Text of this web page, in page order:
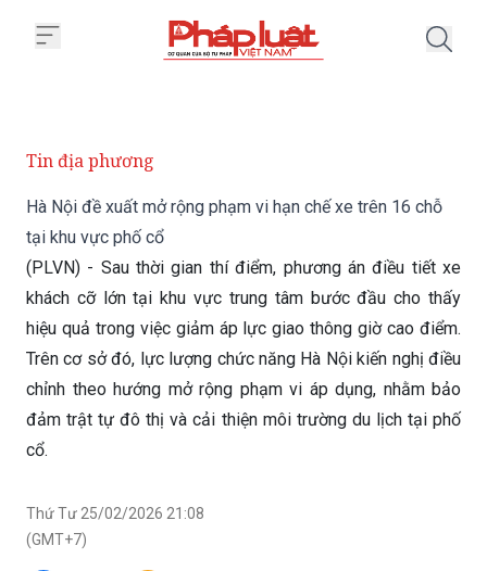
Tin địa phương
Hà Nội đề xuất mở rộng phạm vi hạn chế xe trên 16 chỗ
tại khu vực phố cổ
(PLVN) - Sau thời gian thí điểm, phương án điều tiết xe
khách cỡ lớn tại khu vực trung tâm bước đầu cho thấy
hiệu quả trong việc giảm áp lực giao thông giờ cao điểm.
Trên cơ sở đó, lực lượng chức năng Hà Nội kiến nghị điều
cổ.